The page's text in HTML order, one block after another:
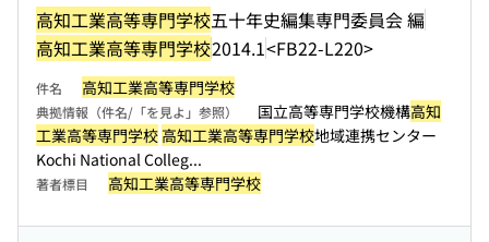
高知工業高等専門学校五十年史編集専門委員会 編
高知工業高等専門学校2014.1<FB22-L220>
件名 高知工業高等専門学校
典拠情報（件名/「を見よ」参照） 国立高等専門学校機構高知
工業高等専門学校 高知工業高等専門学校地域連携センター
Kochi National Colleg...
著者標目 高知工業高等専門学校